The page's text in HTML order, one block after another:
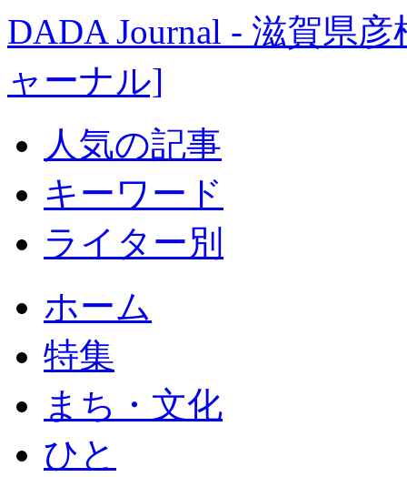
DADA Journal - 滋賀県
ャーナル]
人気の記事
キーワード
ライター別
ホーム
特集
まち・文化
ひと